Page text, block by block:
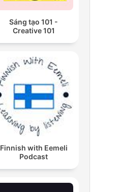
Sáng tạo 101 -
Creative 101
Finnish with Eemeli
Podcast